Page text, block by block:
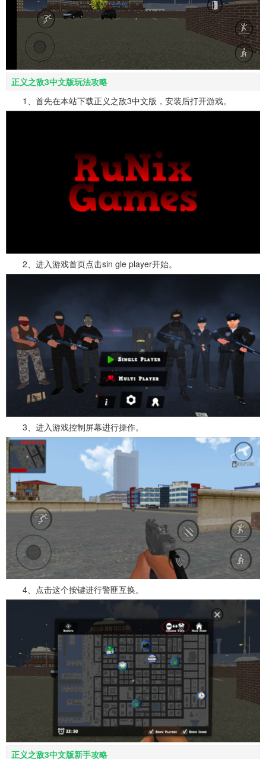
正义之敌3中文版玩法攻略
1、首先在本站下载正义之敌3中文版，安装后打开游戏。
2、进入游戏首页点击sin gle player开始。
3、进入游戏控制屏幕进行操作。
4、点击这个按键进行警匪互换。
正义之敌3中文版新手攻略